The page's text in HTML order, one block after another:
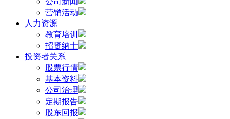
营销活动
人力资源
教育培训
招贤纳士
投资者关系
股票行情
基本资料
公司治理
定期报告
股东回报